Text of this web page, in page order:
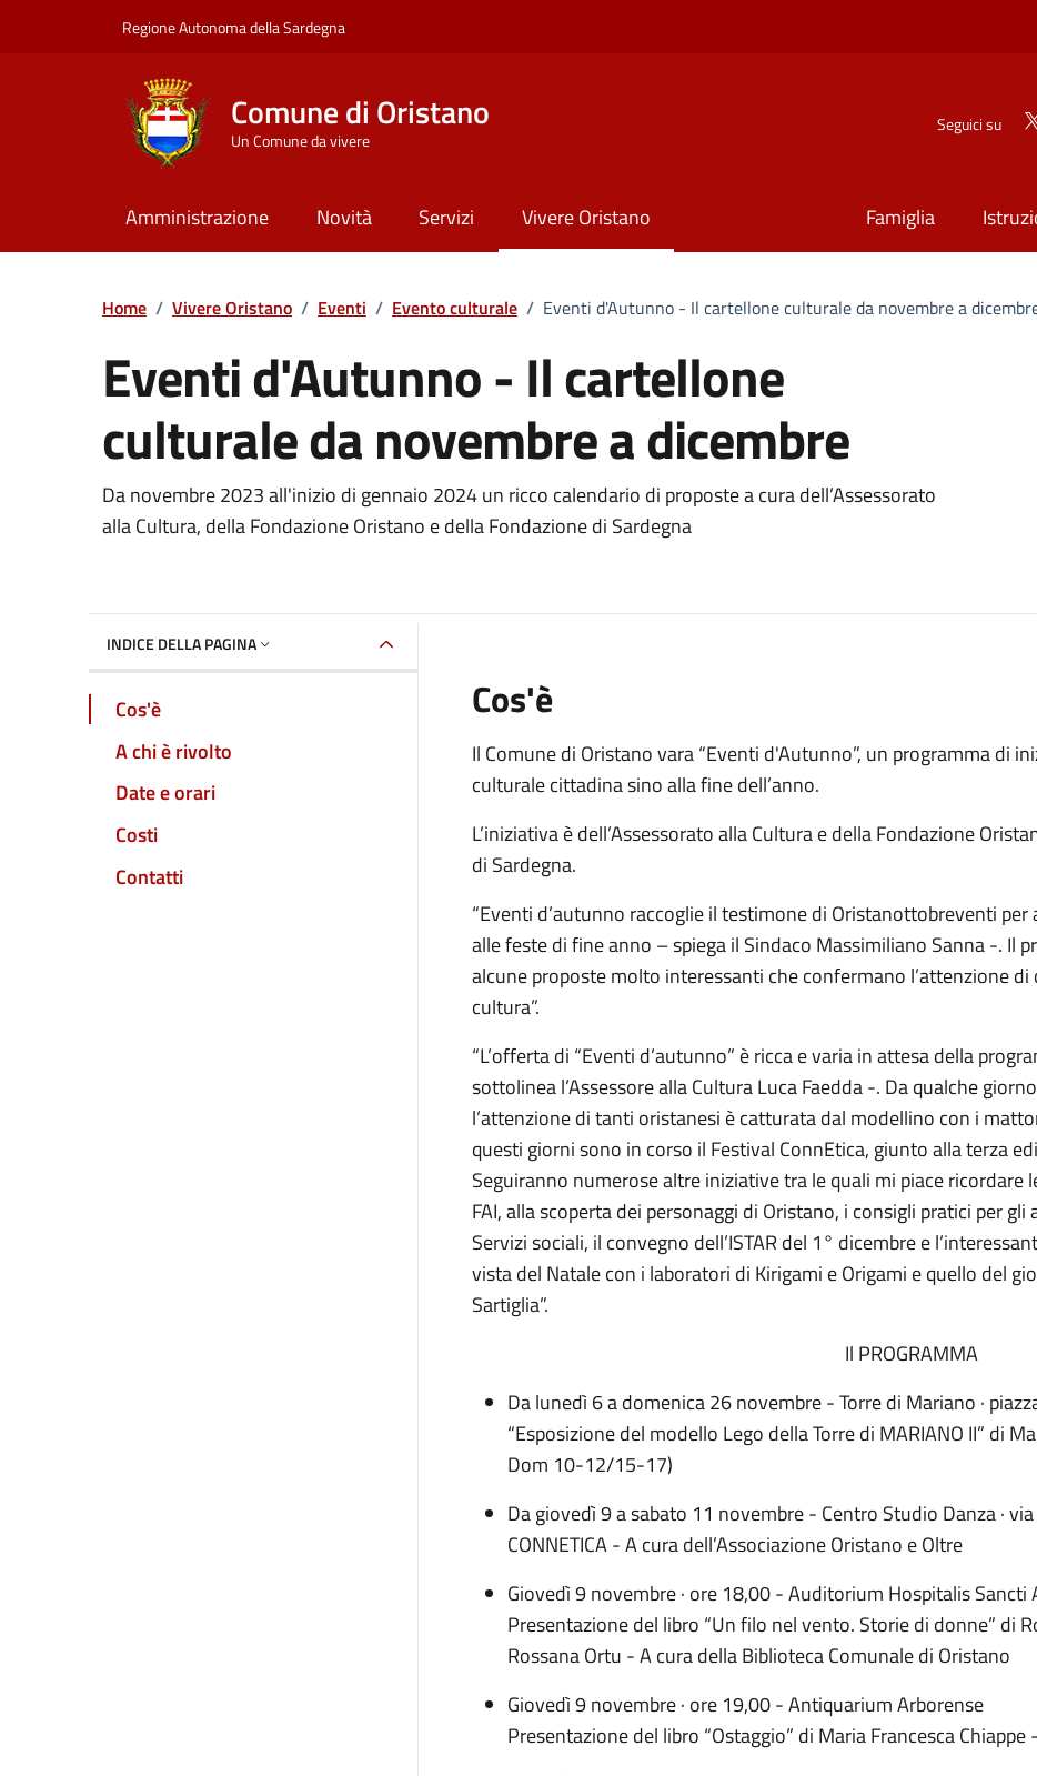
Regione Autonoma della Sardegna
Comune di Oristano
Un Comune da vivere
Seguici su
Amministrazione Novità Servizi Vivere Oristano Famiglia
Home / Vivere Oristano / Eventi / Evento culturale / Eventi d'Autunno - Il cartellone culturale da novembre a
Eventi d'Autunno - Il cartellone
culturale da novembre a dicembre
Dettaglio dell'evento
Da novembre 2023 all'inizio di gennaio 2024 un ricco calendario di proposte a cura dell’Assessorato
alla Cultura, della Fondazione Oristano e della Fondazione di Sardegna
INDICE DELLA PAGINA
Cos'è
A chi è rivolto
Date e orari
Costi
Contatti
Cos'è
Il Comune di Oristano vara “Eventi d'Autunno”, un programma di
culturale cittadina sino alla fine dell’anno.
L’iniziativa è dell’Assessorato alla Cultura e della Fondazione
di Sardegna.
“Eventi d’autunno raccoglie il testimone di Oristanottobreventi
alle feste di fine anno – spiega il Sindaco Massimiliano Sanna -. Il
alcune proposte molto interessanti che confermano l’attenzione
cultura”.
“L’offerta di “Eventi d’autunno” è ricca e varia in attesa della
sottolinea l’Assessore alla Cultura Luca Faedda -. Da qualche
l’attenzione di tanti oristanesi è catturata dal modellino con i
questi giorni sono in corso il Festival ConnEtica, giunto alla terza
Seguiranno numerose altre iniziative tra le quali mi piace ricordare
FAI, alla scoperta dei personaggi di Oristano, i consigli pratici per gli
Servizi sociali, il convegno dell’ISTAR del 1° dicembre e
vista del Natale con i laboratori di Kirigami e Origami e quello del
Sartiglia”.
Il PROGRAMMA
Da lunedì 6 a domenica 26 novembre - Torre di Mariano ·
“Esposizione del modello Lego della Torre di MARIANO II” di
Dom 10-12/15-17)
Da giovedì 9 a sabato 11 novembre - Centro Studio Danza ·
CONNETICA - A cura dell’Associazione Oristano e Oltre
Giovedì 9 novembre · ore 18,00 - Auditorium Hospitalis Sancti
Presentazione del libro “Un filo nel vento. Storie di donne” di
Rossana Ortu - A cura della Biblioteca Comunale di Oristano
Giovedì 9 novembre · ore 19,00 - Antiquarium Arborense
Presentazione del libro “Ostaggio” di Maria Francesca